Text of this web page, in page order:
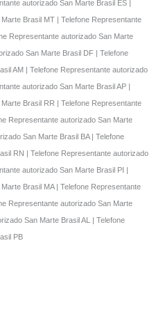
autorizado San Marte Brasil ES |
Brasil MT | Telefone Representante
Representante autorizado San Marte
San Marte Brasil DF | Telefone
AM | Telefone Representante autorizado
autorizado San Marte Brasil AP |
Brasil RR | Telefone Representante
Representante autorizado San Marte
San Marte Brasil BA | Telefone
RN | Telefone Representante autorizado
autorizado San Marte Brasil PI |
Brasil MA | Telefone Representante
Representante autorizado San Marte
San Marte Brasil AL | Telefone
PB